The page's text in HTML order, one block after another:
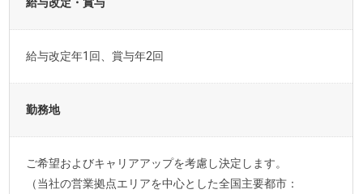
給与改定年1回、賞与年2回
勤務地
ご希望およびキャリアアップを考慮し決定します。
（当社の営業拠点エリアを中心とした全国主要都市：